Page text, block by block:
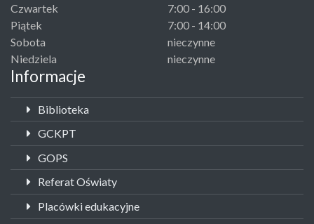
Czwartek
7:00 - 16:00
Piątek
7:00 - 14:00
Sobota
nieczynne
Niedziela
nieczynne
Informacje
Biblioteka
GCKPT
GOPS
Referat Oświaty
Placówki edukacyjne